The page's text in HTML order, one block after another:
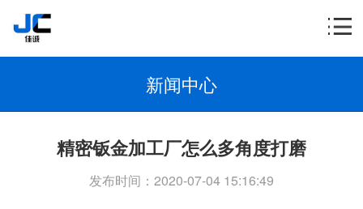
新闻中心
精密钣金加工厂怎么多角度打磨
发布时间：2020-07-04 15:16:49